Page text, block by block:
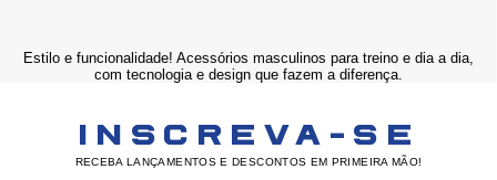
Estilo e funcionalidade! Acessórios masculinos para treino e dia a dia,
com tecnologia e design que fazem a diferença.
INSCREVA-SE
RECEBA LANÇAMENTOS E DESCONTOS EM PRIMEIRA MÃO!